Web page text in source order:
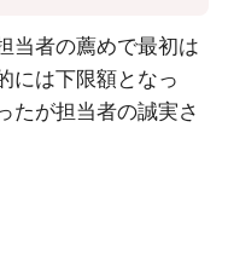
当者の薦めで最初は
には下限額となっ
たが担当者の誠実さ